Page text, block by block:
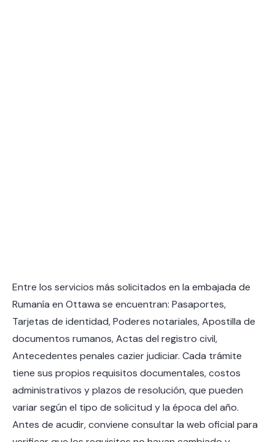
Entre los servicios más solicitados en la embajada de
Rumanía en Ottawa se encuentran: Pasaportes,
Tarjetas de identidad, Poderes notariales, Apostilla de
documentos rumanos, Actas del registro civil,
Antecedentes penales cazier judiciar. Cada trámite
tiene sus propios requisitos documentales, costos
administrativos y plazos de resolución, que pueden
variar según el tipo de solicitud y la época del año.
Antes de acudir, conviene consultar la web oficial para